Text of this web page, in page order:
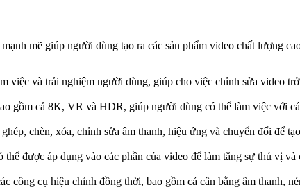
mẽ giúp người dùng tạo ra các sản phẩm video chất lượng
việc và trải nghiệm người dùng, giúp cho việc chỉnh sửa video
gồm cả 8K, VR và HDR, giúp người dùng có thể làm việc với
chèn, xóa, chỉnh sửa âm thanh, hiệu ứng và chuyển đổi để
được áp dụng vào các phần của video để làm tăng sự thú vị và
công cụ hiệu chỉnh đồng thời, bao gồm cả cân bằng âm thanh,